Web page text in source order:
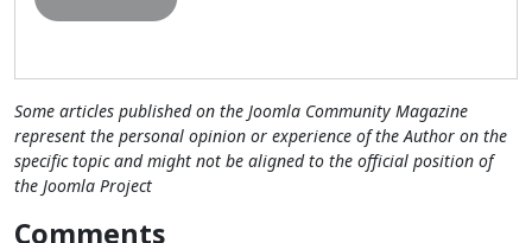
Some articles published on the Joomla Community Magazine
represent the personal opinion or experience of the Author on the
specific topic and might not be aligned to the official position of
the Joomla Project
Comments